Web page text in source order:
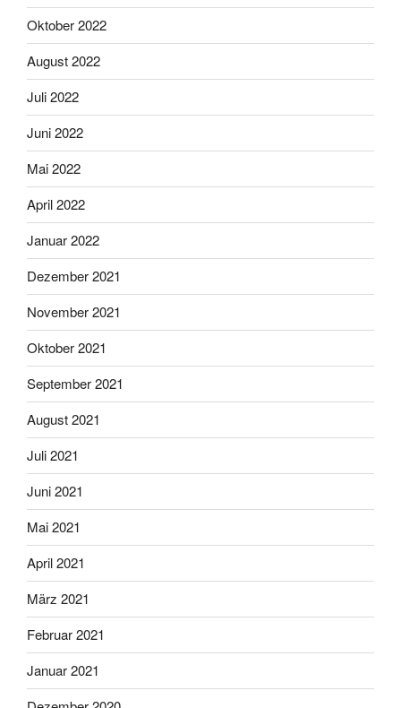
Oktober 2022
August 2022
Juli 2022
Juni 2022
Mai 2022
April 2022
Januar 2022
Dezember 2021
November 2021
Oktober 2021
September 2021
August 2021
Juli 2021
Juni 2021
Mai 2021
April 2021
März 2021
Februar 2021
Januar 2021